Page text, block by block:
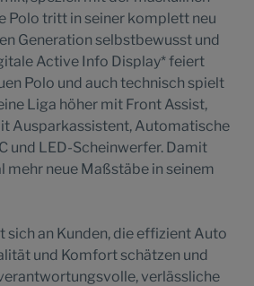
Polo tritt in seiner komplett neu
Generation selbstbewusst und
Active Info Display* feiert
Polo und auch technisch spielt
Liga höher mit Front Assist,
Ausparkassistent, Automatische
und LED-Scheinwerfer. Damit
mehr neue Maßstäbe in seinem
sich an Kunden, die effizient Auto
und Komfort schätzen und
verlässliche